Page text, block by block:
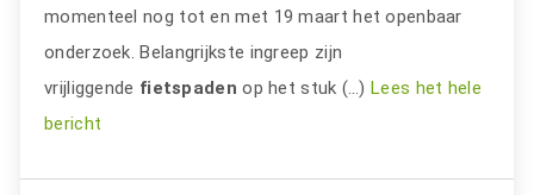
momenteel nog tot en met 19 maart het openbaar
onderzoek. Belangrijkste ingreep zijn
vrijliggende fietspadenop het stuk (…)Lees het hele
bericht